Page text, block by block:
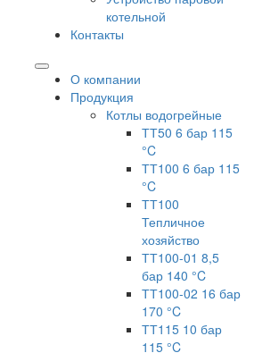
котельной
Контакты
О компании
Продукция
Котлы водогрейные
ТТ50 6 бар 115
°C
ТТ100 6 бар 115
°C
ТТ100
Тепличное
хозяйство
ТТ100-01 8,5
бар 140 °C
ТТ100-02 16 бар
170 °C
ТТ115 10 бар
115 °C